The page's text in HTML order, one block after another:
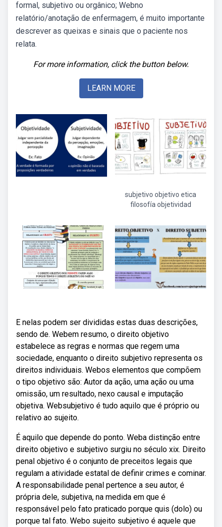
formal, subjetivo ou orgânico; Webno
relatório/anotação de enfermagem, é muito importante
descrever as queixas e sinais que o paciente nos
relata.
For more information, click the button below.
LEARN MORE
subjetivo objetivo etica
filosofía objetividad
E nelas podem ser divididas estas duas descrições,
sendo de. Webem resumo, o direito objetivo
estabelece as regras e normas que regem uma
sociedade, enquanto o direito subjetivo representa os
direitos individuais. Webos elementos que compõem
o tipo objetivo são: Autor da ação, uma ação ou uma
omissão, um resultado, nexo causal e imputação
objetiva. Websubjetivo é tudo aquilo que é próprio ou
relativo ao sujeito.
É aquilo que depende do ponto. Weba distinção entre
direito objetivo e subjetivo surgiu no século xix. Direito
penal objetivo é o conjunto de preceitos legais que
regulam a atividade estatal de definir crimes e cominar.
A responsabilidade penal pertence a seu autor, é
própria dele, subjetiva, na medida em que é
responsável pelo fato praticado porque quis (dolo) ou
porque tal fato. Webo sujeito subjetivo é aquele que